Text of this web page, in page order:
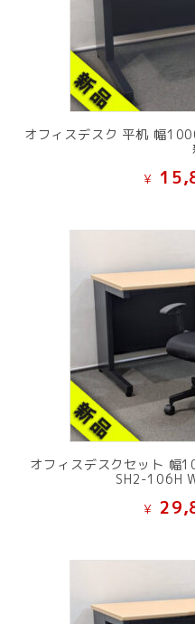
オフィスデスク 平机 幅
¥
オフィスデスクセット 幅
SH2-106H
¥